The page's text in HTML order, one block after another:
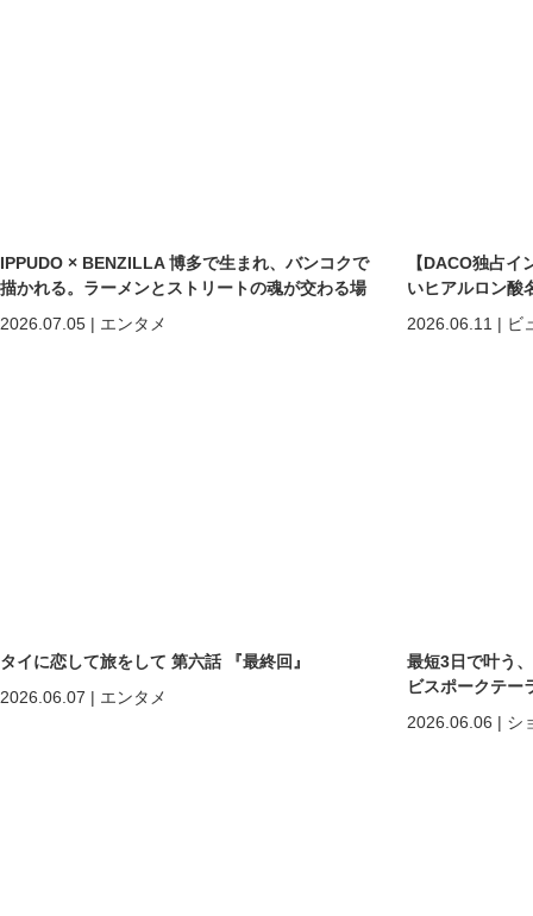
IPPUDO × BENZILLA 博多で生まれ、バンコクで
描かれる。ラーメンとストリートの魂が交わる場
2026.07.05 | エンタメ
【DACO独占
いヒアルロン酸
しくなる」だ
めの美容医療
2026.06.11 | ビ
タイに恋して旅をして 第六話 『最終回』
2026.06.07 | エンタメ
最短3日で叶う
ビスポークテ
2026.06.06 | シ